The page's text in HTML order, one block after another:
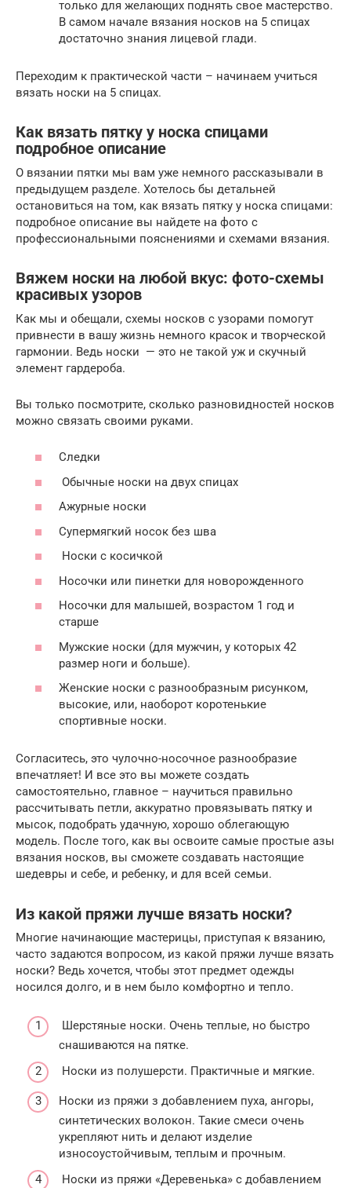
только для желающих поднять свое мастерство.
В самом начале вязания носков на 5 спицах
достаточно знания лицевой глади.
Переходим к практической части – начинаем учиться
вязать носки на 5 спицах.
Как вязать пятку у носка спицами
подробное описание
О вязании пятки мы вам уже немного рассказывали в
предыдущем разделе. Хотелось бы детальней
остановиться на том, как вязать пятку у носка спицами:
подробное описание вы найдете на фото с
профессиональными пояснениями и схемами вязания.
Вяжем носки на любой вкус: фото-схемы
красивых узоров
Как мы и обещали, схемы носков с узорами помогут
привнести в вашу жизнь немного красок и творческой
гармонии. Ведь носки — это не такой уж и скучный
элемент гардероба.
Вы только посмотрите, сколько разновидностей носков
можно связать своими руками.
Следки
Обычные носки на двух спицах
Ажурные носки
Супермягкий носок без шва
Носки с косичкой
Носочки или пинетки для новорожденного
Носочки для малышей, возрастом 1 год и
старше
Мужские носки (для мужчин, у которых 42
размер ноги и больше).
Женские носки с разнообразным рисунком,
высокие, или, наоборот коротенькие
спортивные носки.
Согласитесь, это чулочно-носочное разнообразие
впечатляет! И все это вы можете создать
самостоятельно, главное – научиться правильно
рассчитывать петли, аккуратно провязывать пятку и
мысок, подобрать удачную, хорошо облегающую
модель. После того, как вы освоите самые простые азы
вязания носков, вы сможете создавать настоящие
шедевры и себе, и ребенку, и для всей семьи.
Из какой пряжи лучше вязать носки?
Многие начинающие мастерицы, приступая к вязанию,
часто задаются вопросом, из какой пряжи лучше вязать
носки? Ведь хочется, чтобы этот предмет одежды
носился долго, и в нем было комфортно и тепло.
Шерстяные носки. Очень теплые, но быстро
снашиваются на пятке.
Носки из полушерсти. Практичные и мягкие.
Носки из пряжи з добавлением пуха, ангоры,
синтетических волокон. Такие смеси очень
укрепляют нить и делают изделие
износоустойчивым, теплым и прочным.
Носки из пряжи «Деревенька» с добавлением